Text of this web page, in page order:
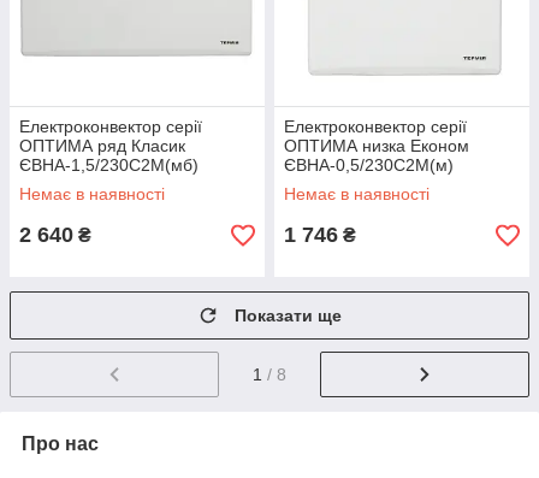
Електроконвектор серії
ОПТИМА ряд Класик
ЄВНА-1,5/230С2М(мб)
Немає в наявності
2 640 ₴
Електроконвектор серії
ОПТИМА низка Економ
ЄВНА-0,5/230С2М(м)
Немає в наявності
1 746 ₴
Показати ще
1 / 8
Про нас